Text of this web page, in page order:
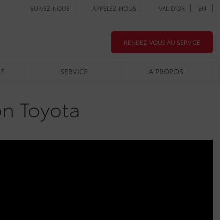
SUIVEZ-NOUS APPELEZ-NOUS VAL-D'OR EN
RENDEZ-VOUS AU SERVICE
SERVICE À PROPOS
Toyota